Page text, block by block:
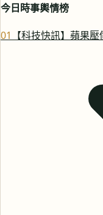
今日時事輿情榜
01 【科技快訊】蘋果